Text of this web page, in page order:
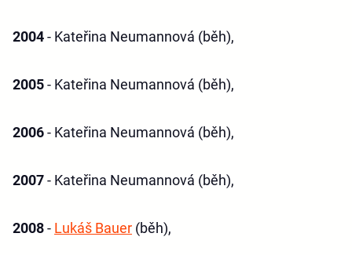
2004- Kateřina Neumannová (běh),
2005- Kateřina Neumannová (běh),
2006- Kateřina Neumannová (běh),
2007- Kateřina Neumannová (běh),
2008- Lukáš Bauer (běh),